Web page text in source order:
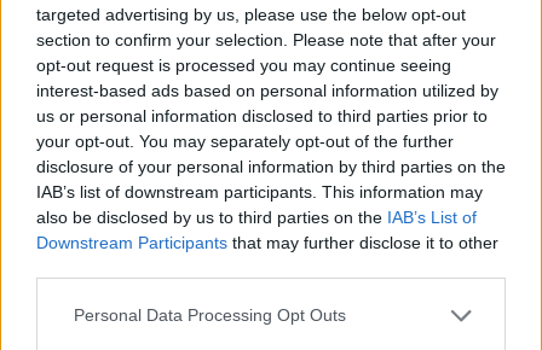
targeted advertising by us, please use the below opt-out
section to confirm your selection. Please note that after your
opt-out request is processed you may continue seeing
interest-based ads based on personal information utilized by
us or personal information disclosed to third parties prior to
your opt-out. You may separately opt-out of the further
disclosure of your personal information by third parties on the
IAB’s list of downstream participants. This information may
also be disclosed by us to third parties on the IAB’s List of
Downstream Participants that may further disclose it to other
Personal Data Processing Opt Outs
το οποίο ήταν σταματημένο.Ενώ αυτόπτεις
μάρτυρες κάνουν λόγο για έμφραγμα του
οδηγού.